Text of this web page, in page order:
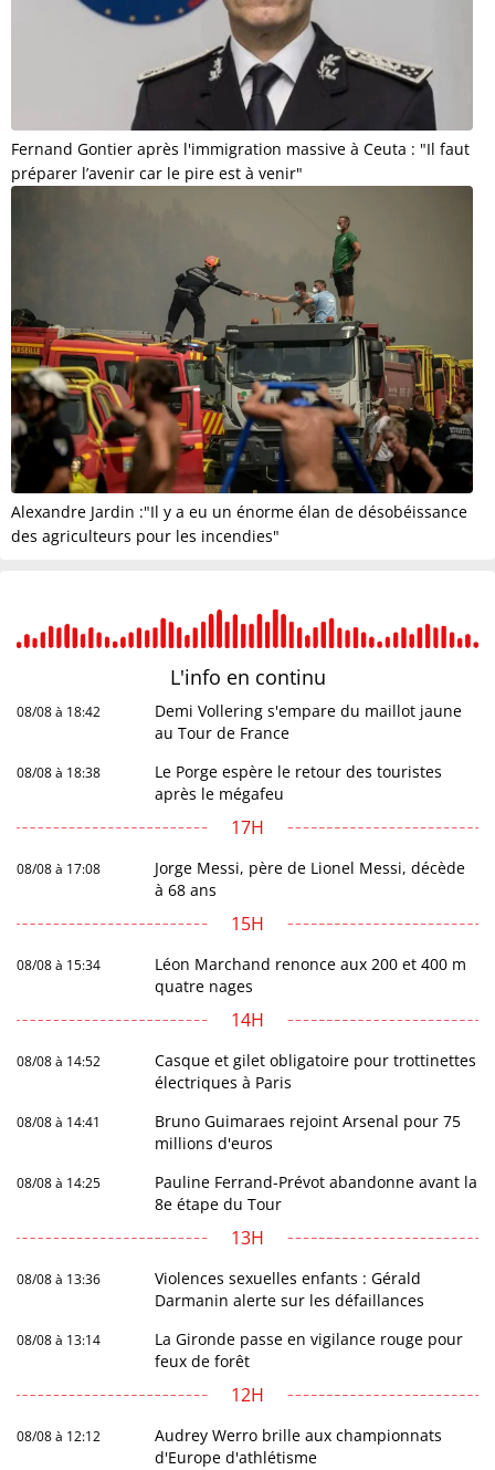
Fernand Gontier après l'immigration massive à Ceuta : "Il faut
préparer l’avenir car le pire est à venir"
Alexandre Jardin :"Il y a eu un énorme élan de désobéissance
des agriculteurs pour les incendies"
L'info en continu
08/08 à 18:42
Demi Vollering s'empare du maillot jaune
au Tour de France
08/08 à 18:38
Le Porge espère le retour des touristes
après le mégafeu
17H
08/08 à 17:08
Jorge Messi, père de Lionel Messi, décède
à 68 ans
15H
08/08 à 15:34
Léon Marchand renonce aux 200 et 400 m
quatre nages
14H
08/08 à 14:52
Casque et gilet obligatoire pour trottinettes
électriques à Paris
08/08 à 14:41
Bruno Guimaraes rejoint Arsenal pour 75
millions d'euros
08/08 à 14:25
Pauline Ferrand-Prévot abandonne avant la
8e étape du Tour
13H
08/08 à 13:36
Violences sexuelles enfants : Gérald
Darmanin alerte sur les défaillances
08/08 à 13:14
La Gironde passe en vigilance rouge pour
feux de forêt
12H
08/08 à 12:12
Audrey Werro brille aux championnats
d'Europe d'athlétisme